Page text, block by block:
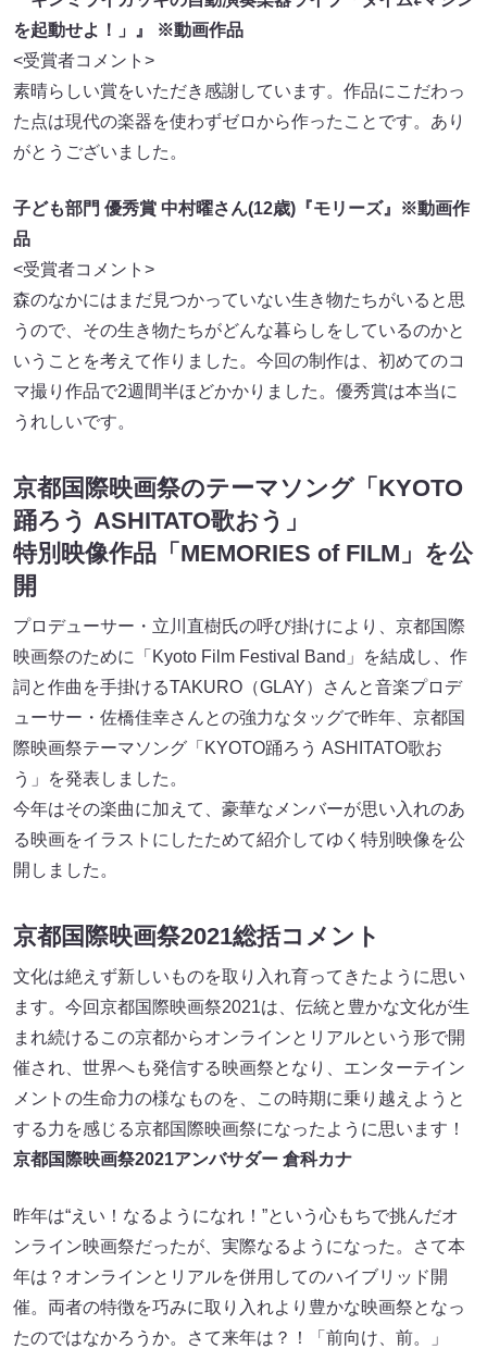
を起動せよ！」』 ※動画作品
<受賞者コメント>
素晴らしい賞をいただき感謝しています。作品にこだわっ
た点は現代の楽器を使わずゼロから作ったことです。あり
がとうございました。
子ども部門 優秀賞 中村曜さん(12歳)『モリーズ』※動画作
品
<受賞者コメント>
森のなかにはまだ見つかっていない生き物たちがいると思
うので、その生き物たちがどんな暮らしをしているのかと
いうことを考えて作りました。今回の制作は、初めてのコ
マ撮り作品で2週間半ほどかかりました。優秀賞は本当に
うれしいです。
京都国際映画祭のテーマソング「KYOTO
踊ろう ASHITATO歌おう」
特別映像作品「MEMORIES of FILM」を公
開
プロデューサー・立川直樹氏の呼び掛けにより、京都国際
映画祭のために「Kyoto Film Festival Band」を結成し、作
詞と作曲を手掛けるTAKURO（GLAY）さんと音楽プロデ
ューサー・佐橋佳幸さんとの強力なタッグで昨年、京都国
際映画祭テーマソング「KYOTO踊ろう ASHITATO歌お
う」を発表しました。
今年はその楽曲に加えて、豪華なメンバーが思い入れのあ
る映画をイラストにしたためて紹介してゆく特別映像を公
開しました。
京都国際映画祭2021総括コメント
文化は絶えず新しいものを取り入れ育ってきたように思い
ます。今回京都国際映画祭2021は、伝統と豊かな文化が生
まれ続けるこの京都からオンラインとリアルという形で開
催され、世界へも発信する映画祭となり、エンターテイン
メントの生命力の様なものを、この時期に乗り越えようと
する力を感じる京都国際映画祭になったように思います！
京都国際映画祭2021アンバサダー 倉科カナ
昨年は“えい！なるようになれ！”という心もちで挑んだオ
ンライン映画祭だったが、実際なるようになった。さて本
年は？オンラインとリアルを併用してのハイブリッド開
催。両者の特徴を巧みに取り入れより豊かな映画祭となっ
たのではなかろうか。さて来年は？！「前向け、前。」